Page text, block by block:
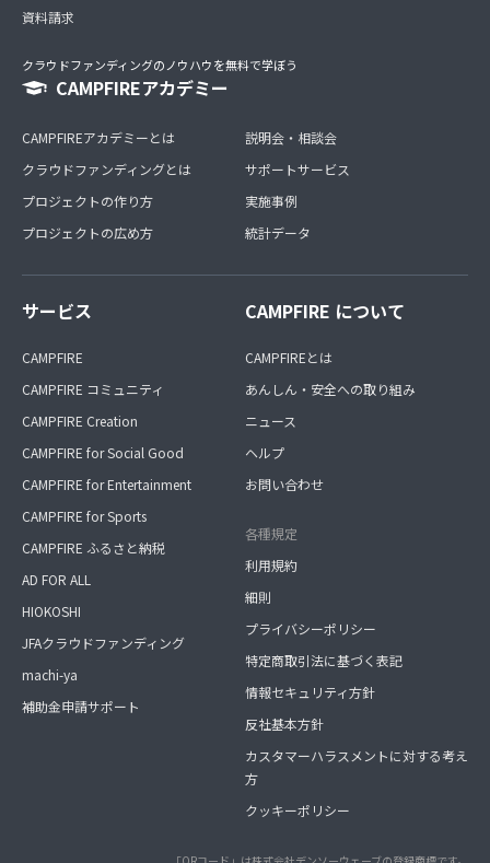
資料請求
クラウドファンディングのノウハウを無料で学ぼう
CAMPFIREアカデミー
CAMPFIREアカデミーとは
クラウドファンディングとは
プロジェクトの作り方
プロジェクトの広め方
説明会・相談会
サポートサービス
実施事例
統計データ
サービス
CAMPFIRE
CAMPFIRE コミュニティ
CAMPFIRE Creation
CAMPFIRE for Social Good
CAMPFIRE for Entertainment
CAMPFIRE for Sports
CAMPFIRE ふるさと納税
AD FOR ALL
HIOKOSHI
JFAクラウドファンディング
machi-ya
補助金申請サポート
CAMPFIRE について
CAMPFIREとは
あんしん・安全への取り組み
ニュース
ヘルプ
お問い合わせ
各種規定
利用規約
細則
プライバシーポリシー
特定商取引法に基づく表記
情報セキュリティ方針
反社基本方針
カスタマーハラスメントに対する考え
方
クッキーポリシー